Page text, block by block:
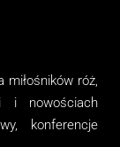
miłośników róż,
i nowościach
konferencje